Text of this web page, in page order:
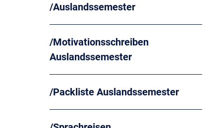
Auslandssemester
Motivationsschreiben
Auslandssemester
Packliste Auslandssemester